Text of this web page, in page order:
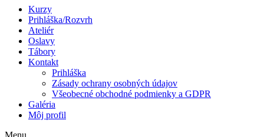
Kurzy
Prihláška/Rozvrh
Ateliér
Oslavy
Tábory
Kontakt
Prihláška
Zásady ochrany osobných údajov
Všeobecné obchodné podmienky a GDPR
Galéria
Môj profil
Menu